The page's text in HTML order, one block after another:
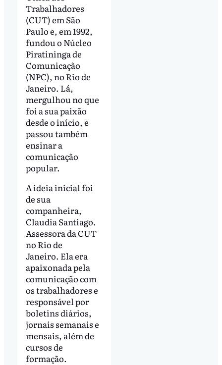
Trabalhadores
(CUT) em São
Paulo e, em 1992,
fundou o Núcleo
Piratininga de
Comunicação
(NPC), no Rio de
Janeiro. Lá,
mergulhou no que
foi a sua paixão
desde o início, e
passou também
ensinar a
comunicação
popular.
A ideia inicial foi
de sua
companheira,
Claudia Santiago.
Assessora da CUT
no Rio de
Janeiro. Ela era
apaixonada pela
comunicação com
os trabalhadores e
responsável por
boletins diários,
jornais semanais e
mensais, além de
cursos de
formação.